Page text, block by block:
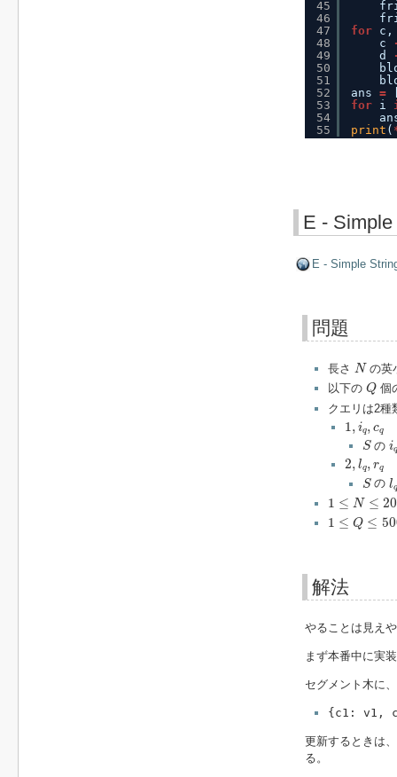
45
46
47
48
49
50
51
52
53
54
55
for
c
d
ans =
for
i
print (
E -
E - Simple
問題
長さ N
N の英
以下の Q
Q個
クエリは2種
1 , iq, cq
1 q
S
Sの iq
2, lq, rq
2 q
S
Sの lq
l
1 ≤ N ≤
1 N ≤
1 ≤ Q ≤
1 Q ≤50000
解法
やることは見え
まず本番中に実
セグメント木に
{c1: v1,
更新するときは
る。